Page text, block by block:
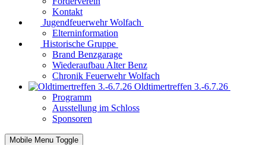
Kontakt
Jugendfeuerwehr Wolfach
Elterninformation
Historische Gruppe
Brand Benzgarage
Wiederaufbau Alter Benz
Chronik Feuerwehr Wolfach
Oldtimertreffen 3.-6.7.26
Programm
Ausstellung im Schloss
Sponsoren
Mobile Menu Toggle